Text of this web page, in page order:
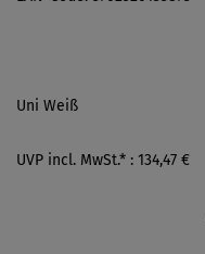
Uni Weiß
UVP incl. MwSt.* : 134,47 €